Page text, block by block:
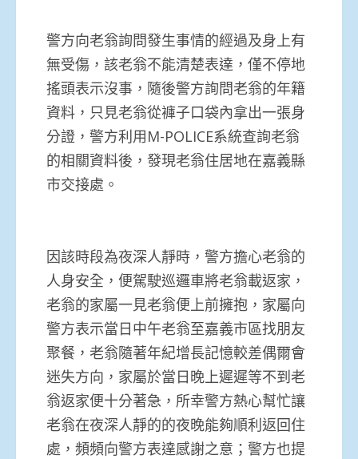
警方向老翁詢問發生事情的經過及身上有
無受傷，該老翁不能清楚表達，僅不停地
搖頭表示沒事，隨後警方詢問老翁的年籍
資料，只見老翁從褲子口袋內拿出一張身
分證，警方利用M-POLICE系統查詢老翁
的相關資料後，發現老翁住居地在嘉義縣
市交接處。
因該時段為夜深人靜時，警方擔心老翁的
人身安全，便駕駛巡邏車將老翁載返家，
老翁的家屬一見老翁便上前擁抱，家屬向
警方表示當日中午老翁至嘉義市區找朋友
聚餐，老翁隨著年紀增長記憶較差偶爾會
迷失方向，家屬於當日晚上遲遲等不到老
翁返家便十分著急，所幸警方熱心幫忙讓
老翁在夜深人靜的的夜晚能夠順利返回住
處，頻頻向警方表達感謝之意；警方也提